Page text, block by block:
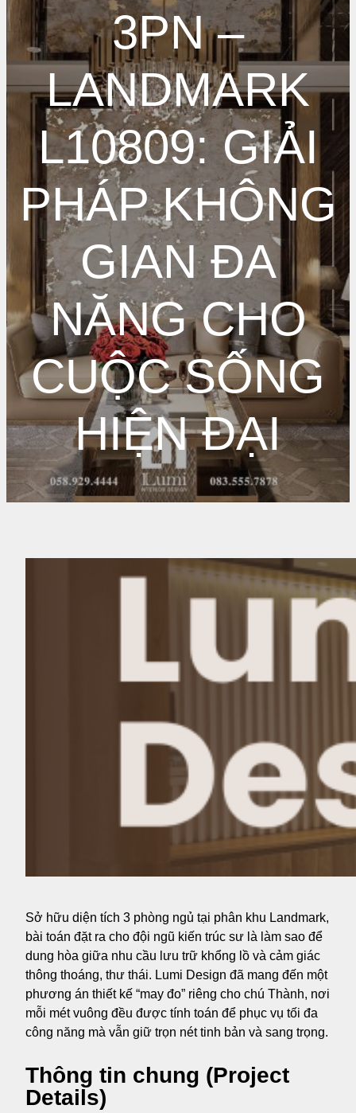
3PN –
LANDMARK
L10809: GIẢI
PHÁP KHÔNG
GIAN ĐA
NĂNG CHO
CUỘC SỐNG
HIỆN ĐẠI
Sở hữu diện tích 3 phòng ngủ tại phân khu Landmark,
bài toán đặt ra cho đội ngũ kiến trúc sư là làm sao để
dung hòa giữa nhu cầu lưu trữ khổng lồ và cảm giác
thông thoáng, thư thái. Lumi Design đã mang đến một
phương án thiết kế “may đo” riêng cho chú Thành, nơi
mỗi mét vuông đều được tính toán để phục vụ tối đa
công năng mà vẫn giữ trọn nét tinh bản và sang trọng.
Thông tin chung (Project
Details)